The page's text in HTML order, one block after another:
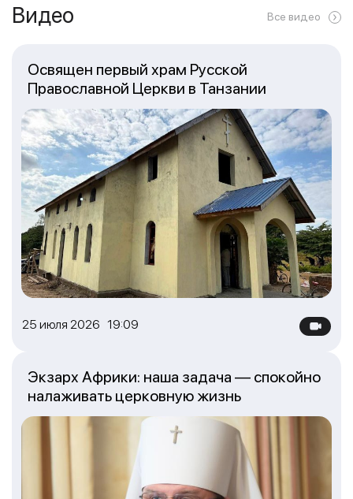
Видео Все видео
25 июля 2026 19:09
Освящен первый храм Русской
Православной Церкви в Танзании
Экзарх Африки: наша задача — спокойно
налаживать церковную жизнь